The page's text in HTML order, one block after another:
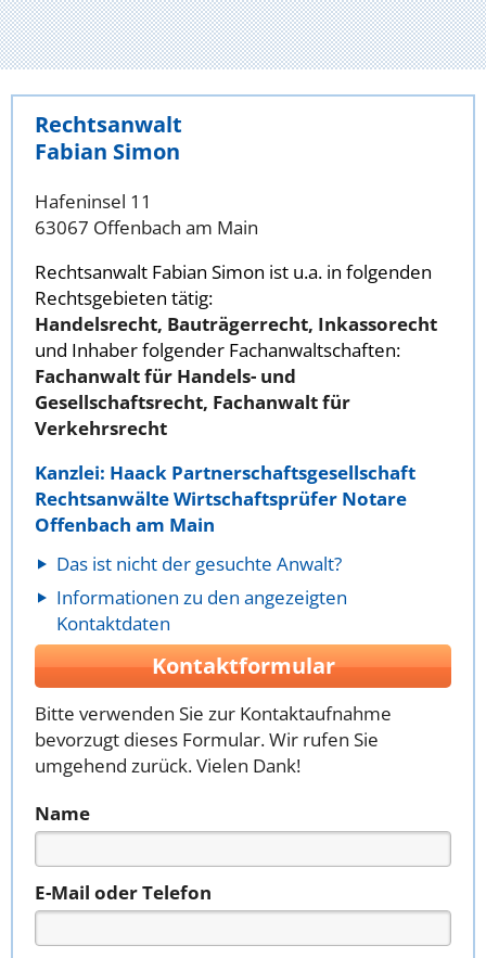
Rechtsanwalt
Fabian Simon
Hafeninsel 11
63067 Offenbach am Main
Rechtsanwalt Fabian Simon ist u.a. in folgenden
Rechtsgebieten tätig:
Handelsrecht, Bauträgerrecht, Inkassorecht
und Inhaber folgender Fachanwaltschaften:
Fachanwalt für Handels- und
Gesellschaftsrecht, Fachanwalt für
Verkehrsrecht
Kanzlei: Haack Partnerschaftsgesellschaft
Rechtsanwälte Wirtschaftsprüfer Notare
Offenbach am Main
Das ist nicht der gesuchte Anwalt?
Informationen zu den angezeigten
Kontaktdaten
Kontaktformular
Bitte verwenden Sie zur Kontaktaufnahme
bevorzugt dieses Formular. Wir rufen Sie
umgehend zurück. Vielen Dank!
Name
E-Mail oder Telefon